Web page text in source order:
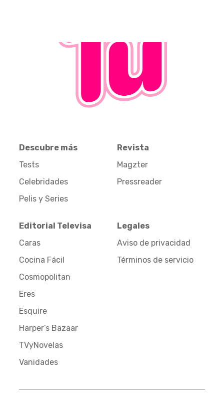
Descubre más
Tests
Celebridades
Pelis y Series
Revista
Magzter
Pressreader
Editorial Televisa
Caras
Cocina Fácil
Cosmopolitan
Eres
Esquire
Harper’s Bazaar
TVyNovelas
Vanidades
Legales
Aviso de privacidad
Términos de servicio